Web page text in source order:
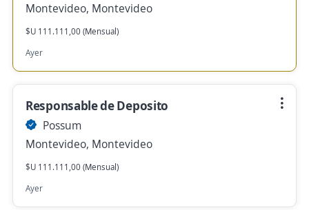
Montevideo, Montevideo
$U 111.111,00 (Mensual)
Ayer
Responsable de Deposito
Possum
Montevideo, Montevideo
$U 111.111,00 (Mensual)
Ayer